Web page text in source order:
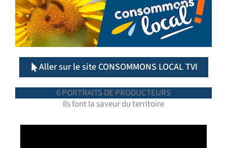
Aller sur le site CONSOMMONS LOCAL TVI
6 PORTRAITS DE PRODUCTEURS
Ils font la saveur du territoire